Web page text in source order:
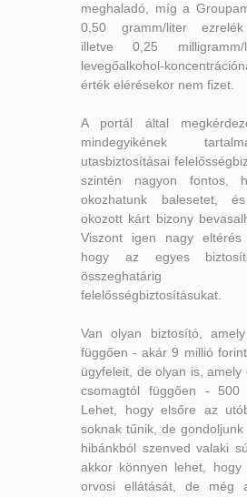
meghaladó, míg a
0,50 gramm/liter ezrelék
illetve 0,25
levegőalkohol-
érték elérésekor nem fizet.
A portál által
mindegyikének
utasbiztosításai
szintén nagyon fontos,
okozhatunk balesetet,
okozott kárt bizony
Viszont igen nagy eltérés
hogy az egyes
összeghatárig
felelősségbiztosításukat.
Van olyan biztosító,
függően - akár 9 millió
ügyfeleit, de olyan is, amely
csomagtól függően - 500
Lehet, hogy elsőre az
soknak tűnik, de
hibánkból szenved valaki
akkor könnyen lehet,
orvosi ellátását, de még